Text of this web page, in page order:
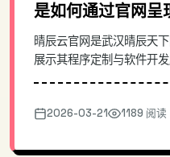
是如何通过官网呈
晴辰云官网是武汉晴辰天
展示其程序定制与软件开
体现技术积累，包括前端
力可视化等方面，为企业
2026-03-21 1189 阅读